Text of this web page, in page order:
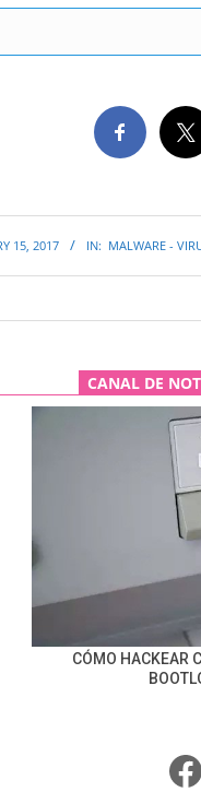
15, 2017 IN: MALWARE -
CANAL DE
CÓMO HACKEAR